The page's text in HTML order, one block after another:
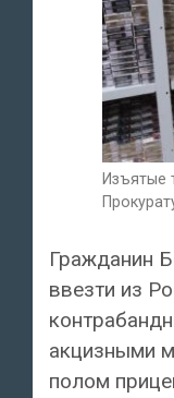
Изъятые
Гражданин
ввезти из
акцизными
полом